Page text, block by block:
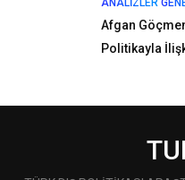
ANALIZLER
Afgan
Politikayla